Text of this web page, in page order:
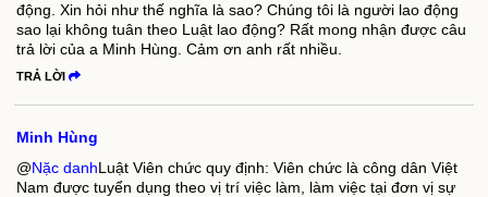
động. Xin hỏi như thế nghĩa là sao? Chúng tôi là người lao động
sao lại không tuân theo Luật lao động? Rất mong nhận được câu
trả lời của a Minh Hùng. Cảm ơn anh rất nhiều.
TRẢ LỜI
Minh Hùng
@Nặc danhLuật Viên chức quy định: Viên chức là công dân Việt
Nam được tuyển dụng theo vị trí việc làm, làm việc tại đơn vị sự